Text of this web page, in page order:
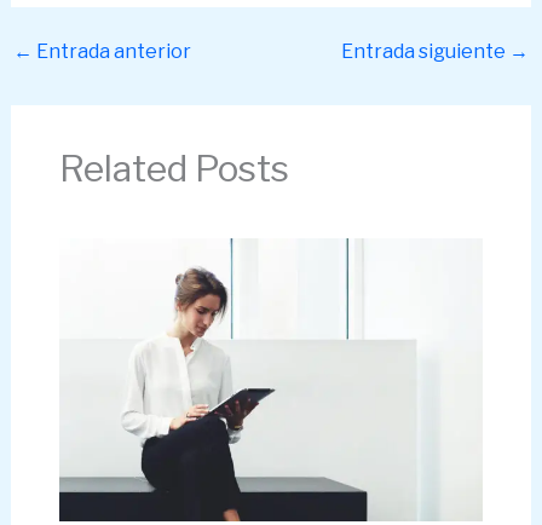
← Entrada anterior Entrada siguiente →
Related Posts